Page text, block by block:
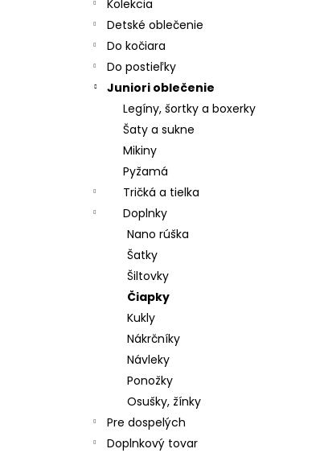
Kolekcia
Detské oblečenie
Do kočiara
Do postieľky
Juniori oblečenie
Legíny, šortky a boxerky
Šaty a sukne
Mikiny
Pyžamá
Tričká a tielka
Doplnky
Nano rúška
Šatky
Šiltovky
Čiapky
Kukly
Nákrčníky
Návleky
Ponožky
Osušky, žínky
Pre dospelých
Doplnkový tovar
€54,58